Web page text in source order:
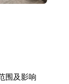
围及影响